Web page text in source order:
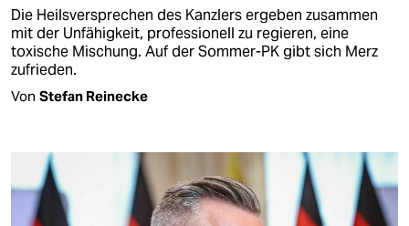
Die Heilsversprechen des Kanzlers ergeben zusammen
mit der Unfähigkeit, professionell zu regieren, eine
toxische Mischung. Auf der Sommer-PK gibt sich Merz
zufrieden.
Von Stefan Reinecke